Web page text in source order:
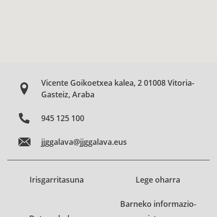
Vicente Goikoetxea kalea, 2 01008 Vitoria-
Gasteiz, Araba
945 125 100
jjggalava@jjggalava.eus
Irisgarritasuna Lege oharra
Barneko informazio-